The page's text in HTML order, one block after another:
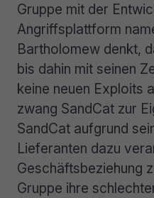
Gruppe mit der
Angriffsplattform
Bartholomew denkt,
bis dahin mit seinen
keine neuen Exploits
zwang SandCat zur
SandCat aufgrund
Lieferanten dazu
Geschäftsbeziehung
Gruppe ihre